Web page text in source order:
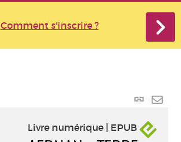
Comment s'inscrire ?
Lien
Livre numérique | EPUB